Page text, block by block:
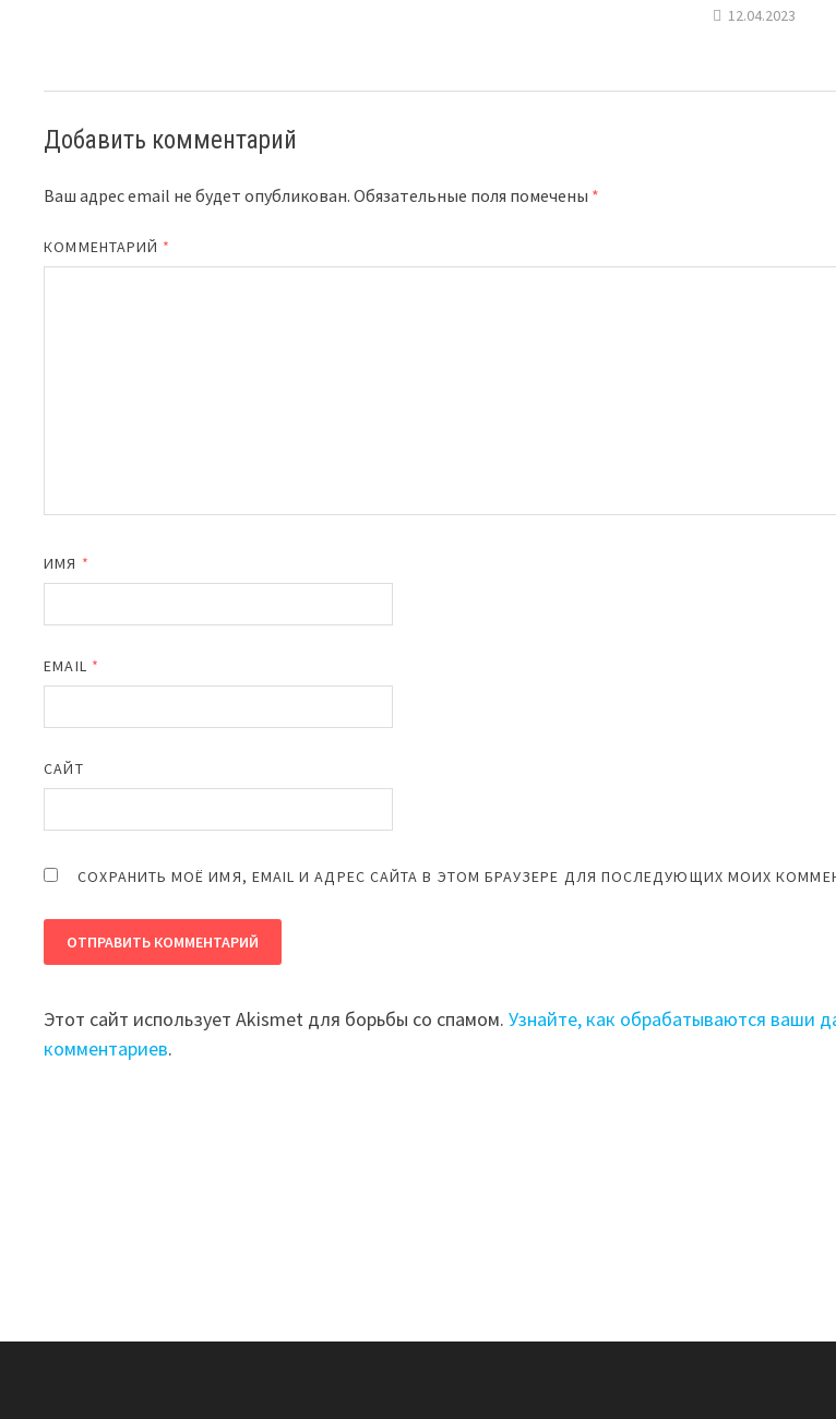
12.04.2023
Добавить комментарий
Ваш адрес email не будет опубликован. Обязательные поля помечены *
КОММЕНТАРИЙ *
ИМЯ *
EMAIL *
САЙТ
СОХРАНИТЬ МОЁ ИМЯ, EMAIL И АДРЕС САЙТА В ЭТОМ БРАУЗЕРЕ ДЛЯ ПОСЛЕДУЮЩИХ МОИХ
Этот сайт использует Akismet для борьбы со спамом.Узнайте, как обрабатываются ваши
комментариев.